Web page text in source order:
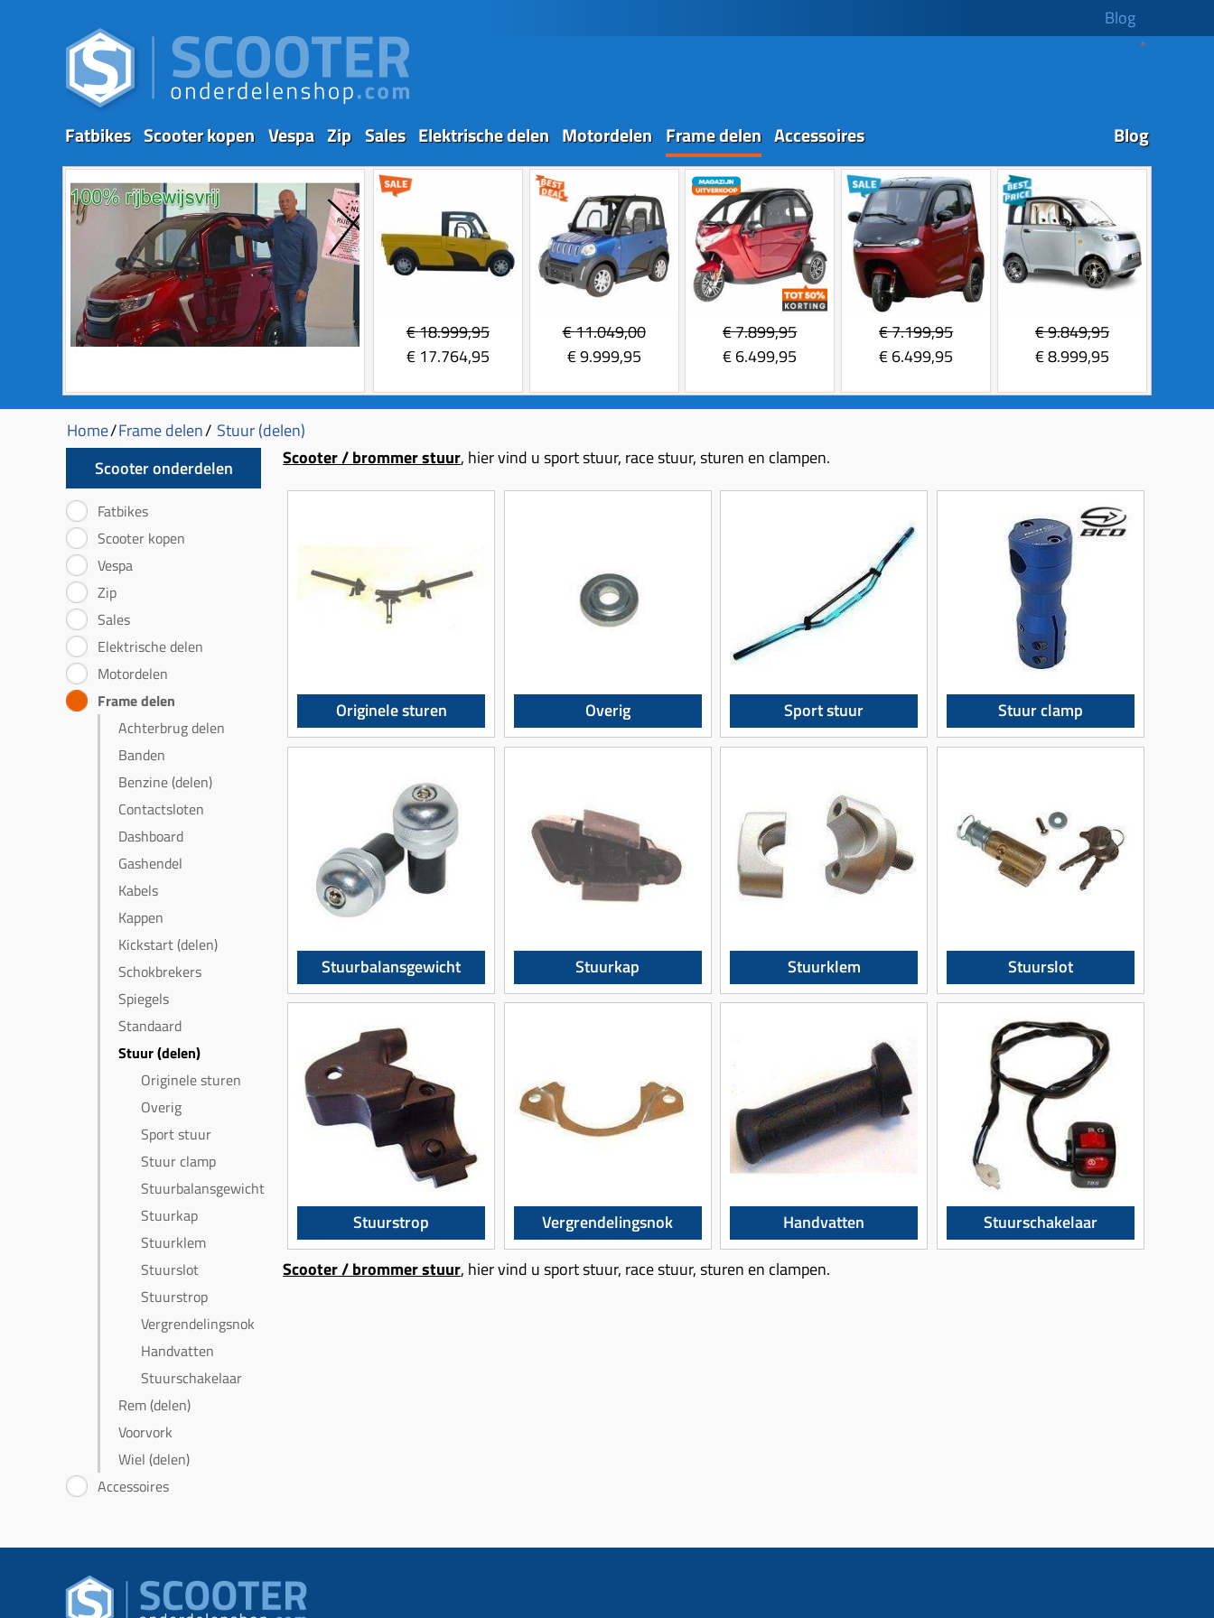
Blog
Fatbikes Scooter kopen Vespa Zip Sales Elektrische delen Motordelen Frame delen Accessoires Blog
€18.999,95
€ 17.764,95
€11.049,00
€9.999,95
€7.899,95
€6.499,95
€7.199,95
€6.499,95
€9.849,95
€8.999,95
Home/Frame delen/ Stuur (delen)
Scooter onderdelen
Fatbikes
Scooter kopen
Vespa
Zip
Sales
Elektrische delen
Motordelen
Frame delen
Achterbrug delen
Banden
Benzine (delen)
Contactsloten
Dashboard
Gashendel
Kabels
Kappen
Kickstart (delen)
Schokbrekers
Spiegels
Standaard
Stuur (delen)
Originele sturen
Overig
Sport stuur
Stuur clamp
Stuurbalansgewicht
Stuurkap
Stuurklem
Stuurslot
Stuurstrop
Vergrendelingsnok
Handvatten
Stuurschakelaar
Rem (delen)
Voorvork
Wiel (delen)
Accessoires
Scooter / brommer stuur, hier vind u sport stuur, race stuur, sturen en clampen.
Originele sturen Overig Sport stuur Stuur clamp
Stuurbalansgewicht Stuurkap Stuurklem Stuurslot
Stuurstrop Vergrendelingsnok Handvatten
Stuurschakelaar
Scooter / brommer stuur, hier vind u sport stuur, race stuur, sturen en clampen.